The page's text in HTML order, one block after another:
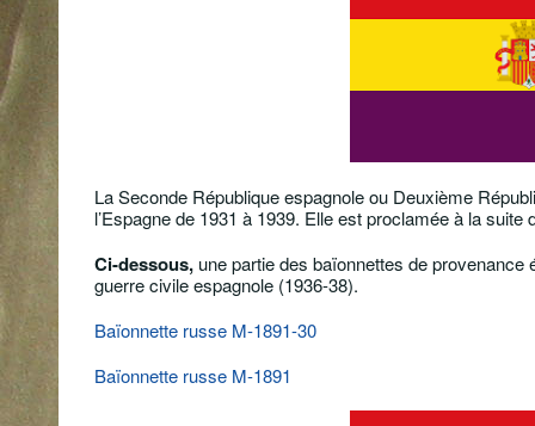
La Seconde République espagnole ou Deuxième
l’Espagne de 1931 à 1939. Elle est proclamée à la
Ci-dessous, une partie des baïonnettes de
guerre civile espagnole (1936-38).
Baïonnette russe M-1891-30
Baïonnette russe M-1891